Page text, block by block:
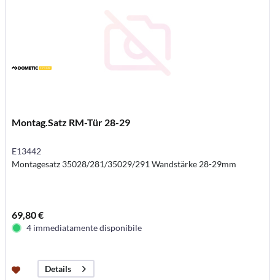
Montag.Satz RM-Tür 28-29
E13442
Montagesatz 35028/281/35029/291 Wandstärke 28-29mm
69,80 €
4 immediatamente disponibile
Details